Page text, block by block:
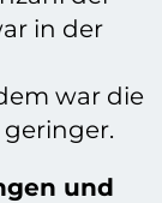
in der
war die
und